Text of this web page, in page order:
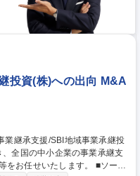
投資(株)への出向 M&A
せいたします。 ■ソーシ